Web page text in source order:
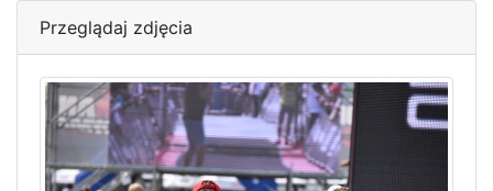
Przeglądaj zdjęcia